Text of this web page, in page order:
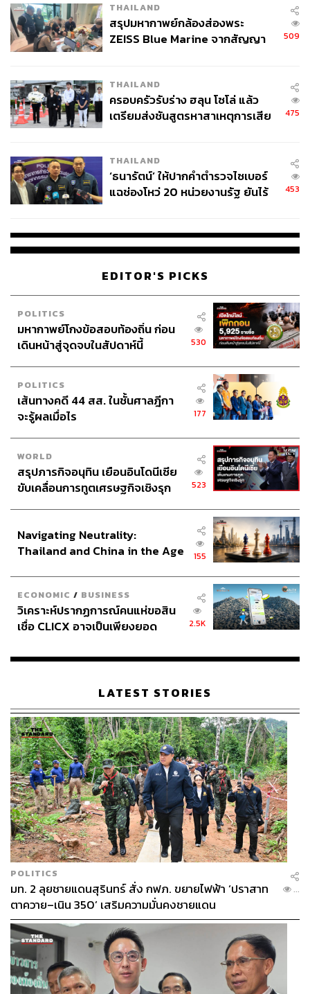
THAILAND
สรุปมหากาพย์กล้องส่องพระ
ZEISS Blue Marine จากสัญญา
จ่ายหนี้-แอบระบุแบรนด์
509
THAILAND
ครอบครัวรับร่าง ฮลุน โซโล่ แล้ว
เตรียมส่งชันสูตรหาสาเหตุการเสีย
475
THAILAND
‘ธนารัตน์’ ให้ปากคำตำรวจไซเบอร์
แฉช่องโหว่ 20 หน่วยงานรัฐ ยันไร้
453
EDITOR'S PICKS
POLITICS
มหากาพย์โกงข้อสอบท้องถิ่น ก่อน
เดินหน้าสู่จุดจบในสัปดาห์นี้
530
POLITICS
เส้นทางคดี 44 สส. ในชั้นศาลฎีกา
จะรู้ผลเมื่อไร
177
WORLD
สรุปภารกิจอนุทิน เยือนอินโดนีเซีย
ขับเคลื่อนการทูตเศรษฐกิจเชิงรุก
523
Navigating Neutrality:
Thailand and China in the Age
155
ECONOMIC / BUSINESS
วิเคราะห์ปรากฏการณ์คนแห่ขอสิน
เชื่อ CLICX อาจเป็นเพียงยอด
เรือนไทยที่ถูกซุกไว้
2.5K
LATEST STORIES
POLITICS
มท. 2 ลุยชายแดนสุรินทร์ สั่ง กฟภ. ขยายไฟฟ้า ‘ปราสาท
ตาควาย–เนิน 350’ เสริมความมั่นคงชายแดน
...